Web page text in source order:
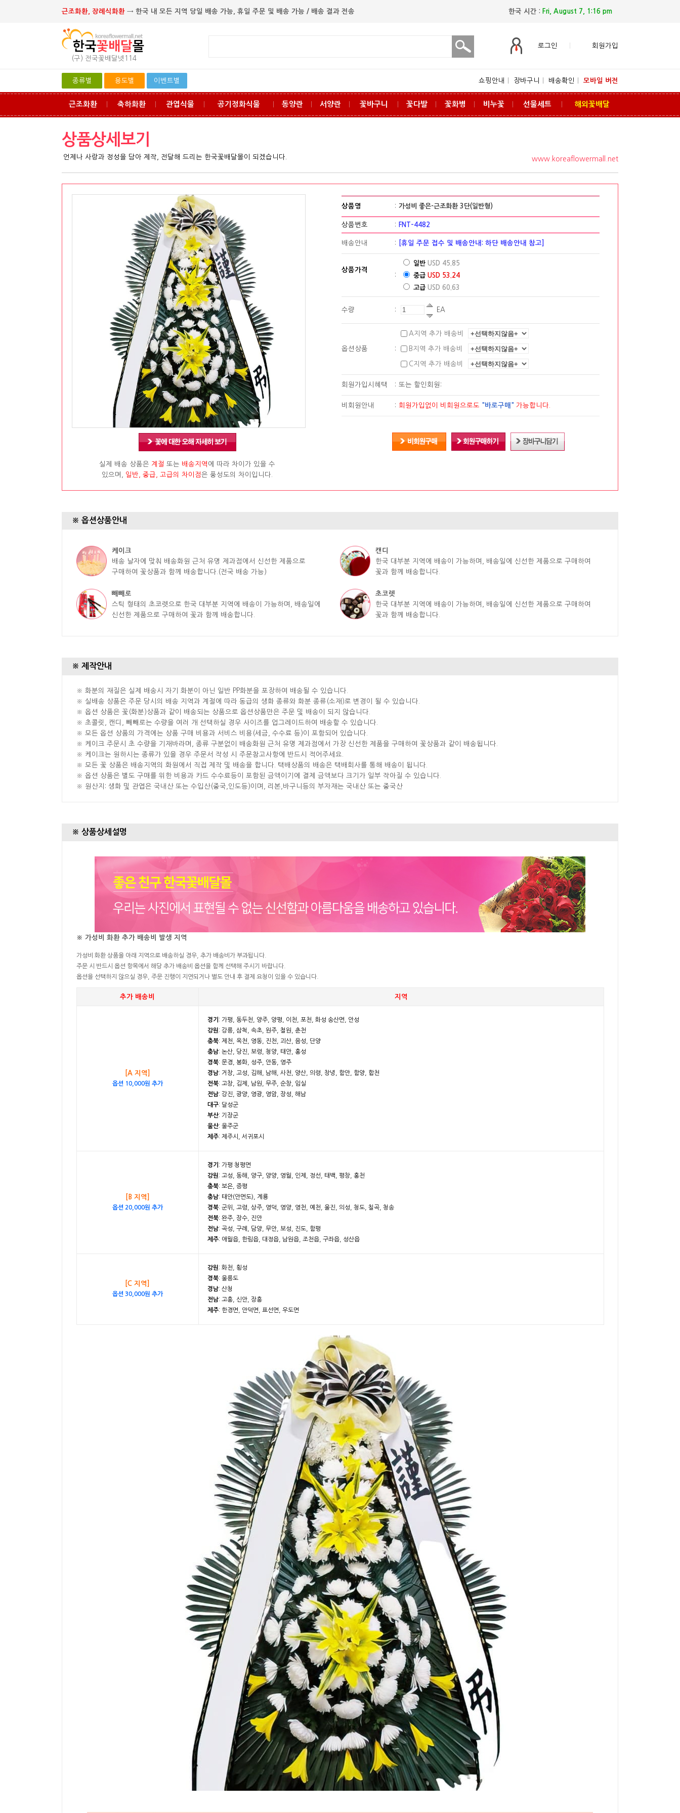
근조화환, 장례식화환 → 한국 내 모든 지역 당일 배송 가능, 휴일 주문 및 배송 가능 / 배송 결과 전송 한국 시간 : Fri, August 7, 1:16 pm
(구) 전국꽃배달넷114
로그인 회원가입
종류별 용도별 이벤트별 쇼핑안내 장바구니 배송확인 모바일 버전
근조화환 축하화환 관엽식물 공기정화식물 동양란 서양란 꽃바구니 꽃다발 꽃화병 비누꽃 선물세트 해외꽃배달
상품상세보기
언제나 사랑과 정성을 담아 제작, 전달해 드리는 한국꽃배달몰이 되겠습니다. www.koreaflowermall.net
상품명 : 가성비 좋은-근조화환 3단(일반형)
상품번호 : FNT-4482
배송안내 : [휴일 주문 접수 및 배송안내: 하단 배송안내 참고]
상품가격
:
일반 USD 45.85
중급 USD 53.24
고급 USD 60.63
수량 : EA
옵션상품 :
A지역 추가 배송비
B지역 추가 배송비
C지역 추가 배송비
회원가입시혜택 : 또는 할인회원:
비회원안내 : 회원가입없이 비회원으로도 "바로구매" 가능합니다.
실제 배송 상품은 계절 또는 배송지역 에 따라 차이가 있을 수
있으며, 일반, 중급, 고급의 차이점은 풍성도의 차이입니다.
※ 옵션상품안내
케이크
배송 날자에 맞춰 배송화원 근처 유명 제과점에서 신선한 제품으로
구매하여 꽃상품과 함께 배송합니다.(전국 배송 가능)
캔디
한국 대부분 지역에 배송이 가능하며, 배송일에 신선한 제품으로 구매하여
꽃과 함께 배송합니다.
빼빼로
스틱 형태의 초코렛으로 한국 대부분 지역에 배송이 가능하며, 배송일에
신선한 제품으로 구매하여 꽃과 함께 배송합니다.
초코렛
한국 대부분 지역에 배송이 가능하며, 배송일에 신선한 제품으로 구매하여
꽃과 함께 배송합니다.
※ 제작안내
※ 화분의 재질은 실제 배송시 자기 화분이 아닌 일반 PP화분을 포장하여 배송될 수 있습니다.
※ 실배송 상품은 주문 당시의 배송 지역과 계절에 따라 동급의 생화 종류와 화분 종류(소재)로 변경이 될 수 있습니다.
※ 옵션 상품은 꽃(화분)상품과 같이 배송되는 상품으로 옵션상품만은 주문 및 배송이 되지 않습니다.
※ 초콜릿, 캔디, 빼빼로는 수량을 여러 개 선택하실 경우 사이즈를 업그레이드하여 배송할 수 있습니다.
※ 모든 옵션 상품의 가격에는 상품 구매 비용과 서비스 비용(세금, 수수료 등)이 포함되어 있습니다.
※ 케이크 주문시 초 수량을 기재바라며, 종류 구분없이 배송화원 근처 유명 제과점에서 가장 신선한 제품을 구매하여 꽃상품과 같이 배송됩니다.
※ 케이크는 원하시는 종류가 있을 경우 주문서 작성 시 주문참고사항에 반드시 적어주세요.
※ 모든 꽃 상품은 배송지역의 화원에서 직접 제작 및 배송을 합니다. 택배상품의 배송은 택배회사를 통해 배송이 됩니다.
※ 옵션 상품은 별도 구매를 위한 비용과 카드 수수료등이 포함된 금액이기에 결제 금액보다 크기가 일부 작아질 수 있습니다.
※ 원산지: 생화 및 관엽은 국내산 또는 수입산(중국,인도등)이며, 리본,바구니등의 부자재는 국내산 또는 중국산
※ 상품상세설명
※ 가성비 화환 추가 배송비 발생 지역
가성비 화환 상품을 아래 지역으로 배송하실 경우, 추가 배송비가 부과됩니다.
주문 시 반드시 옵션 항목에서 해당 추가 배송비 옵션을 함께 선택해 주시기 바랍니다.
옵션을 선택하지 않으실 경우, 주문 진행이 지연되거나 별도 안내 후 결제 요청이 있을 수 있습니다.
추가 배송비 지역
[A 지역]
옵션 10,000원 추가
경기 : 가평, 동두천, 양주, 양평, 이천, 포천, 화성 송산면, 안성
강원 : 강릉, 삼척, 속초, 원주, 철원, 춘천
충북: 제천, 옥천, 영동, 진천, 괴산, 음성, 단양
충남: 논산, 당진, 보령, 청양, 태안, 홍성
경북: 문경, 봉화, 성주, 안동, 영주
경남: 거창, 고성, 김해, 남해, 사천, 양산, 의령, 창녕, 함안, 함양, 합천
전북: 고창, 김제, 남원, 무주, 순창, 임실
전남: 강진, 광양, 영광, 영암, 장성, 해남
대구: 달성군
부산: 기장군
울산: 울주군
제주: 제주시, 서귀포시
[B 지역]
옵션 20,000원 추가
경기 : 가평 청평면
강원 : 고성, 동해, 양구, 양양, 영월, 인제, 정선, 태백, 평창, 홍천
충북: 보은, 증평
충남: 태안(안면도), 계룡
경북: 군위, 고령, 상주, 영덕, 영양, 영천, 예천, 울진, 의성, 청도, 칠곡, 청송
전북: 완주, 장수, 진안
전남: 곡성, 구례, 담양, 무안, 보성, 진도, 함평
제주: 애월읍, 한림읍, 대정읍, 남원읍, 조천읍, 구좌읍, 성산읍
[C 지역]
옵션 30,000원 추가
강원 : 화천, 횡성
경북: 울릉도
경남: 산청
전남: 고흥, 신안, 장흥
제주: 한경면, 안덕면, 표선면, 우도면